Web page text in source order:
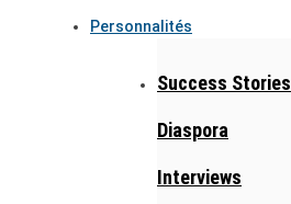
Personnalités
Success Stories
Diaspora
Interviews